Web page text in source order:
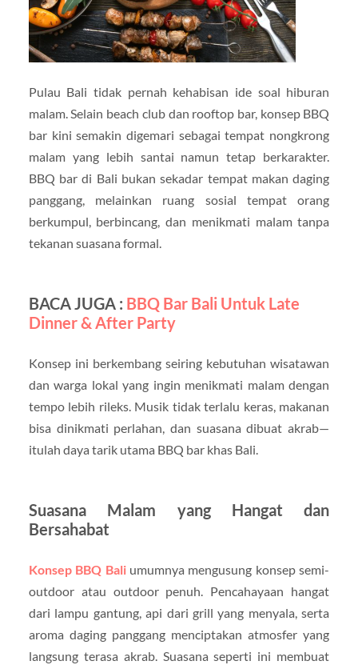
Pulau Bali tidak pernah kehabisan ide soal hiburan
malam. Selain beach club dan rooftop bar, konsep BBQ
bar kini semakin digemari sebagai tempat nongkrong
malam yang lebih santai namun tetap berkarakter.
BBQ bar di Bali bukan sekadar tempat makan daging
panggang, melainkan ruang sosial tempat orang
berkumpul, berbincang, dan menikmati malam tanpa
tekanan suasana formal.
BACA JUGA : BBQ Bar Bali Untuk Late
Dinner & After Party
Konsep ini berkembang seiring kebutuhan wisatawan
dan warga lokal yang ingin menikmati malam dengan
tempo lebih rileks. Musik tidak terlalu keras, makanan
bisa dinikmati perlahan, dan suasana dibuat akrab—
itulah daya tarik utama BBQ bar khas Bali.
Suasana Malam yang Hangat dan
Bersahabat
Konsep BBQ Baliumumnya mengusung konsep semi-
outdoor atau outdoor penuh. Pencahayaan hangat
dari lampu gantung, api dari grill yang menyala, serta
aroma daging panggang menciptakan atmosfer yang
langsung terasa akrab. Suasana seperti ini membuat